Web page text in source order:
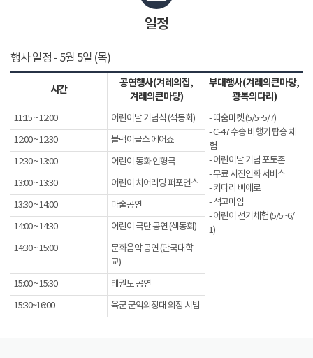
일정
행사 일정 - 5월 5일 (목)
시간
공연행사(겨레의집,
겨레의큰마당)
부대행사(겨레의큰마당,
광복의다리)
11:15 ~ 12:00 어린이날 기념식 (색동회)
- 따숨마켓 (5/5~5/7)
- C-47 수송 비행기 탑승 체
험
- 어린이날 기념 포토존
- 무료 사진인화 서비스
- 키다리 삐에로
- 석고마임
- 어린이 선거체험 (5/5~6/
1)
12:00 ~ 12:30 블랙이글스 에어쇼
12:30 ~ 13:00 어린이 동화 인형극
13:00 ~ 13:30 어린이 치어리딩 퍼포먼스
13:30 ~ 14:00 마술공연
14:00 ~ 14:30 어린이 극단 공연 (색동회)
14:30 ~ 15:00
문화음악 공연 (단국대학
교)
15:00 ~ 15:30 태권도 공연
15:30~16:00 육군 군악의장대 의장 시범